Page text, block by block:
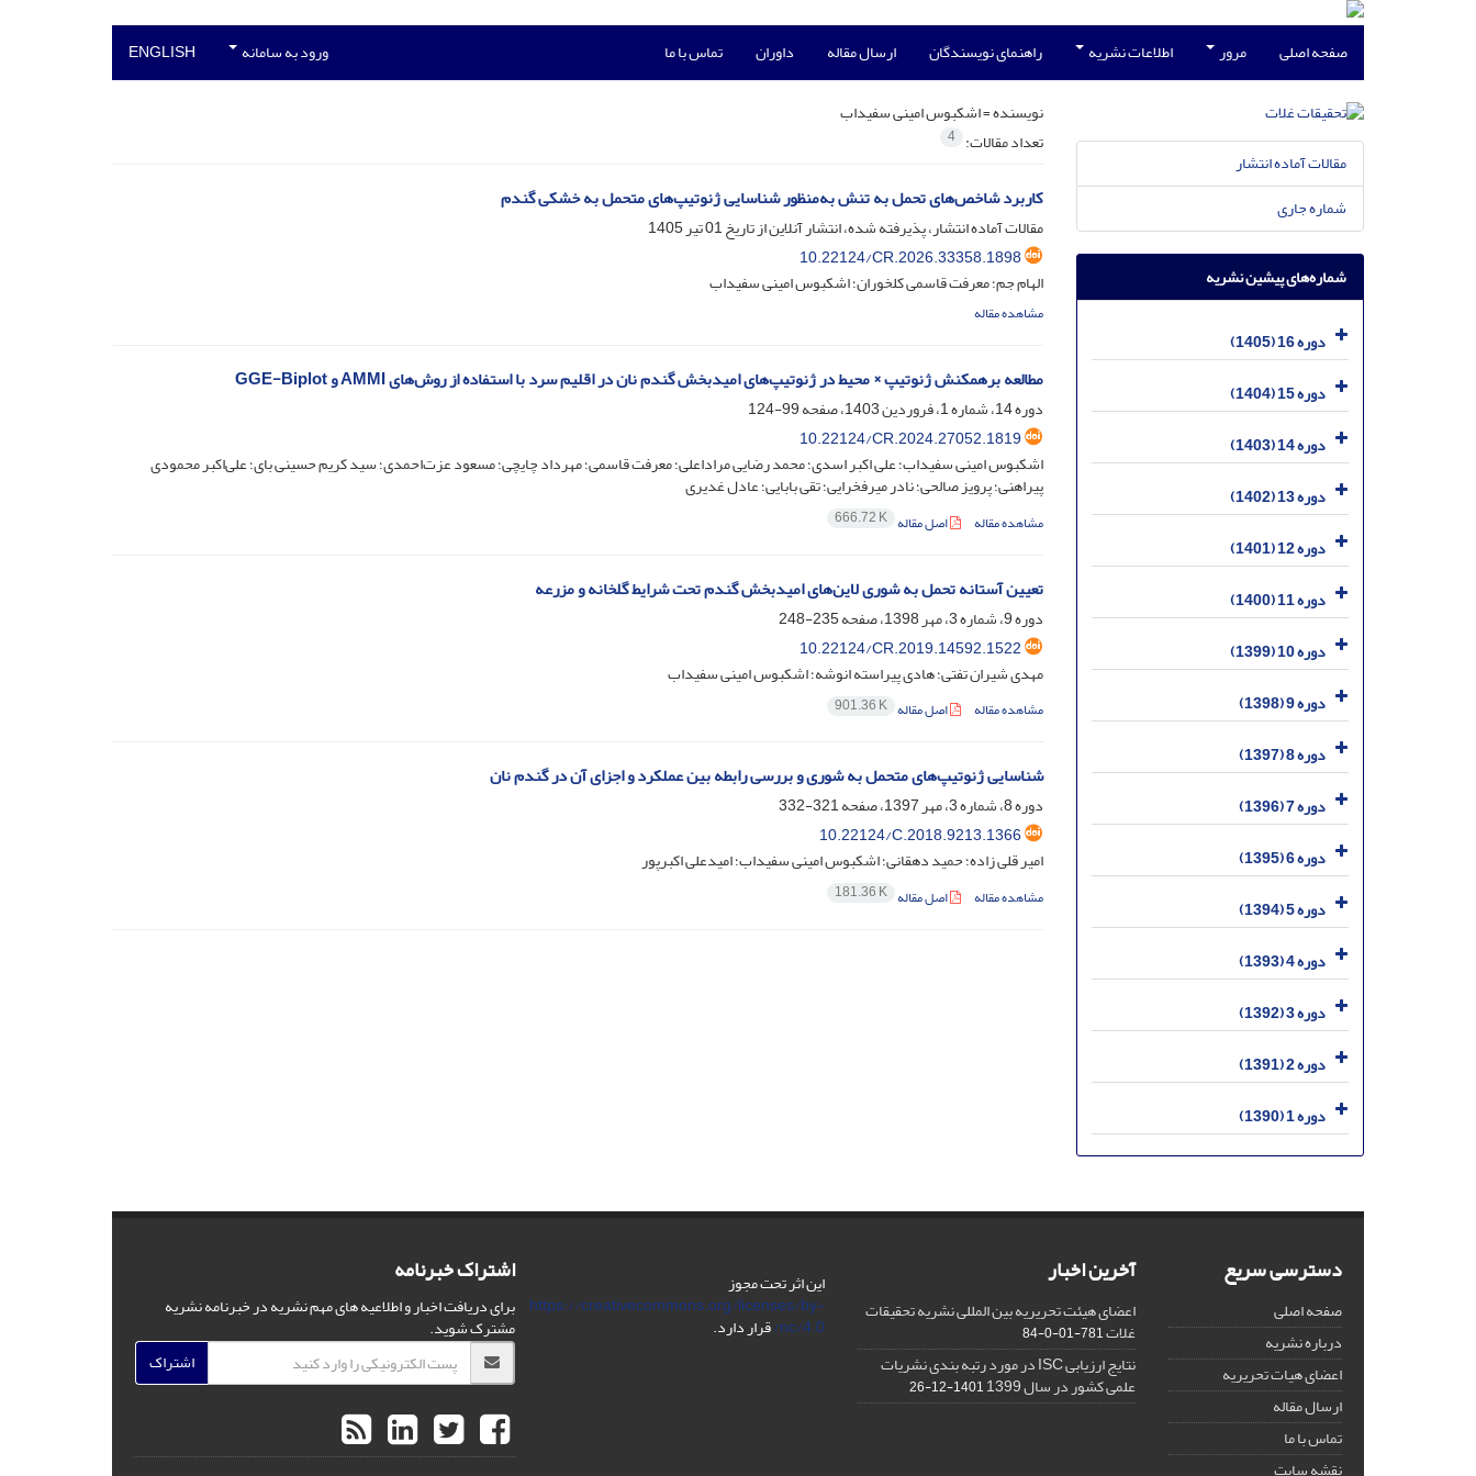
صفحه اصلی مرور اطلاعات نشریه راهنمای نویسندگان ارسال مقاله داوران تماس با ما ورود به سامانه ENGLISH
نویسنده =اشکبوس امینی سفیداب
تعداد مقالات: 4
کاربرد شاخص‌های تحمل به تنش به‌منظور شناسایی ژنوتیپ‌های متحمل به خشکی گندم
مقالات آماده انتشار، پذیرفته شده، انتشار آنلاین از تاریخ01 تیر 1405
10.22124/CR.2026.33358.1898
الهام جم؛ معرفت قاسمی کلخوران؛ اشکبوس امینی سفیداب
مشاهده مقاله
مطالعه برهمکنش ژنوتیپ × محیط در ژنوتیپ‌های امیدبخش گندم نان در اقلیم سرد با استفاده از روش‌های AMMI و GGE-Biplot
دوره 14، شماره 1، فروردین 1403، صفحه
99-124
10.22124/CR.2024.27052.1819
اشکبوس امینی سفیداب؛ علی اکبر اسدی؛ محمد رضایی مراداعلی؛ معرفت قاسمی؛ مهرداد چایچی؛ مسعود عزت‌احمدی؛ سید کریم حسینی بای؛ علی‌اکبر محمودی
پیراهنی؛ پرویز صالحی؛ نادر میرفخرایی؛ تقی بابایی؛ عادل غدیری
مشاهده مقاله اصل مقاله 666.72 K
تعیین آستانه تحمل به شوری لاین‌های امیدبخش گندم تحت شرایط گلخانه و مزرعه
دوره 9، شماره 3، مهر 1398، صفحه
235-248
10.22124/CR.2019.14592.1522
مهدی شیران تفتی؛ هادی پیراسته انوشه؛ اشکبوس امینی سفیداب
مشاهده مقاله اصل مقاله 901.36 K
شناسایی ژنوتیپ‌های متحمل به شوری و بررسی رابطه بین عملکرد و اجزای آن در گندم نان
دوره 8، شماره 3، مهر 1397، صفحه
321-332
10.22124/C.2018.9213.1366
امیر قلی زاده؛ حمید دهقانی؛ اشکبوس امینی سفیداب؛ امیدعلی اکبرپور
مشاهده مقاله اصل مقاله 181.36 K
مقالات آماده انتشار
شماره جاری
شماره‌های پیشین نشریه
دوره 16 (1405)
دوره 15 (1404)
دوره 14 (1403)
دوره 13 (1402)
دوره 12 (1401)
دوره 11 (1400)
دوره 10 (1399)
دوره 9 (1398)
دوره 8 (1397)
دوره 7 (1396)
دوره 6 (1395)
دوره 5 (1394)
دوره 4 (1393)
دوره 3 (1392)
دوره 2 (1391)
دوره 1 (1390)
دسترسی سریع
صفحه اصلی
درباره نشریه
اعضای هیات تحریریه
ارسال مقاله
تماس با ما
نقشه سایت
آخرین اخبار
اعضای هیئت تحریریه بین المللی نشریه تحقیقات
غلات781-01-0-84
نتایج ارزیابی ISC در مورد رتبه بندی نشریات
علمی کشور در سال 1399 1401-12-26
این اثر تحت مجوز
https://creativecommons.org/licenses/by-
nc/4.0/ قرار دارد.
اشتراک خبرنامه
برای دریافت اخبار و اطلاعیه های مهم نشریه در خبرنامه نشریه
مشترک شوید.
اشتراک